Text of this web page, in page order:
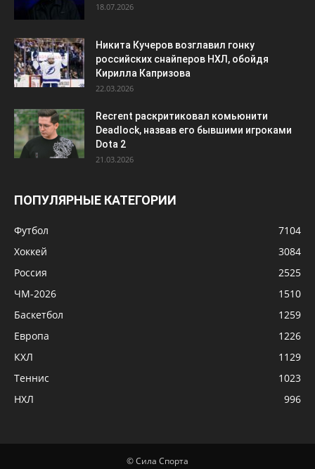
18.07.2026
Никита Кучеров возглавил гонку
российских снайперов НХЛ, обойдя
Кирилла Капризова
22.03.2026
Recrent раскритиковал комьюнити
Deadlock, назвав его бывшими игроками
Dota 2
21.03.2026
ПОПУЛЯРНЫЕ КАТЕГОРИИ
Футбол
7104
Хоккей
3084
Россия
2525
ЧМ-2026
1510
Баскетбол
1259
Европа
1226
КХЛ
1129
Теннис
1023
НХЛ
996
© Сила Спорта